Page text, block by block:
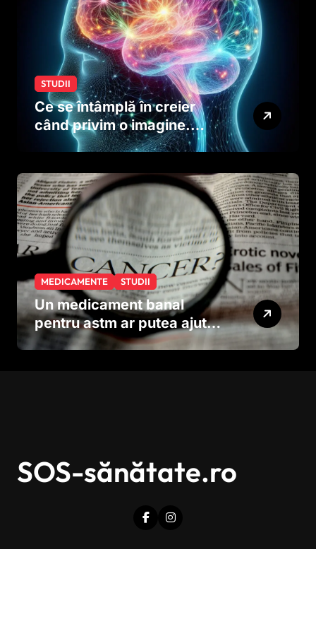
STUDII
Ce se întâmplă în creier
când privim o imagine.
Studiul care explică rolul
MEDICAMENTE STUDII
Un medicament banal
pentru astm ar putea ajuta
în lupta împotriva
SOS-sănătate.ro